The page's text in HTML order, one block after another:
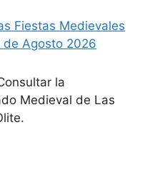
Fiestas Medievales
de Agosto 2026
la
Medieval de Las